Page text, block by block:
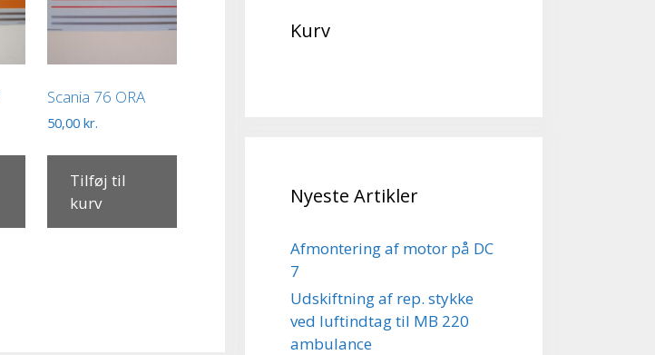
Scania 76 ORA
50,00kr.
Tilføj til
kurv
Kurv
Nyeste Artikler
Afmontering af motor på DC
7
Udskiftning af rep. stykke
ved luftindtag til MB 220
ambulance